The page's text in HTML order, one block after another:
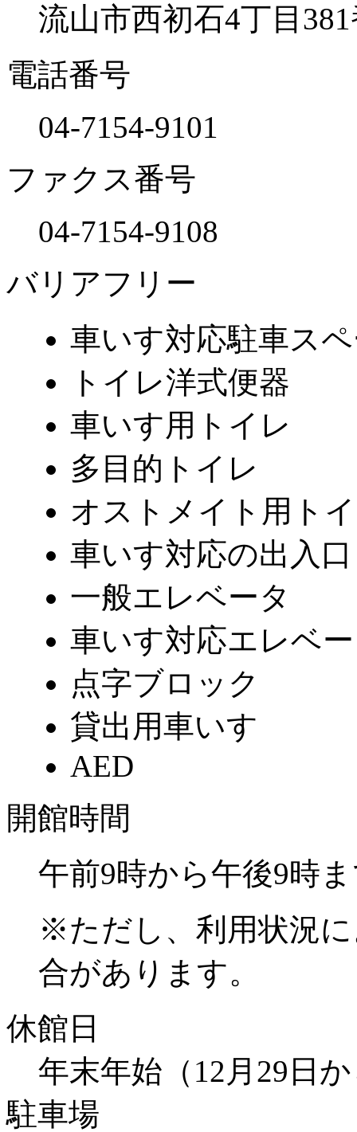
流山市西初石4丁目
電話番号
04-7154-9101
ファクス番号
04-7154-9108
バリアフリー
車いす対応駐車ス
トイレ洋式便器
車いす用トイレ
多目的トイレ
オストメイト用ト
車いす対応の出入口
一般エレベータ
車いす対応エレベ
点字ブロック
貸出用車いす
AED
開館時間
午前9時から午後9時
※ただし、利用状況
合があります。
休館日
年末年始（12月29日
駐車場